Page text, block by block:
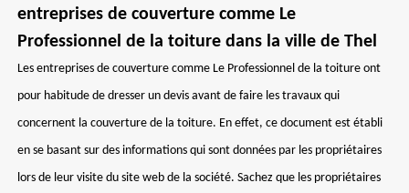
entreprises de couverture comme Le
Professionnel de la toiture dans la ville de Thel
Les entreprises de couverture comme Le Professionnel de la toiture ont
pour habitude de dresser un devis avant de faire les travaux qui
concernent la couverture de la toiture. En effet, ce document est établi
en se basant sur des informations qui sont données par les propriétaires
lors de leur visite du site web de la société. Sachez que les propriétaires